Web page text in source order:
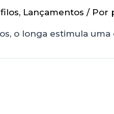
, Lançamentos / Por
o longa estimula